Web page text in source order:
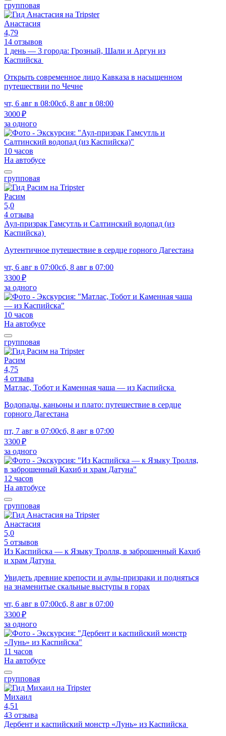
групповая
Анастасия
4,79
14 отзывов
1 день — 3 города: Грозный, Шали и Аргун из
Каспийска
Открыть современное лицо Кавказа в насыщенном
путешествии по Чечне
чт, 6 авг в 08:00сб, 8 авг в 08:00
3000 ₽
за одного
10 часов
На автобусе
групповая
Расим
5,0
4 отзыва
Аул-призрак Гамсутль и Салтинский водопад (из
Каспийска)
Аутентичное путешествие в сердце горного Дагестана
чт, 6 авг в 07:00сб, 8 авг в 07:00
3300 ₽
за одного
10 часов
На автобусе
групповая
Расим
4,75
4 отзыва
Матлас, Тобот и Каменная чаша — из Каспийска
Водопады, каньоны и плато: путешествие в сердце
горного Дагестана
пт, 7 авг в 07:00сб, 8 авг в 07:00
3300 ₽
за одного
12 часов
На автобусе
групповая
Анастасия
5,0
5 отзывов
Из Каспийска — к Языку Тролля, в заброшенный Кахиб
и храм Датуна
Увидеть древние крепости и аулы-призраки и подняться
на знаменитые скальные выступы в горах
чт, 6 авг в 07:00сб, 8 авг в 07:00
3300 ₽
за одного
11 часов
На автобусе
групповая
Михаил
4,51
43 отзыва
Дербент и каспийский монстр «Лунь» из Каспийска